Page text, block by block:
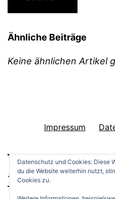
Datenschutz und Cookies: Diese
du die Website weiterhin nutzt,
Cookies zu.
Ähnliche Beiträge
Keine ähnlichen Artikel
Impressum
THINGS TO DO